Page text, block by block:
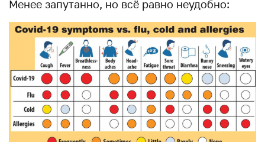
Менее запутанно, но всё равно неудобно: